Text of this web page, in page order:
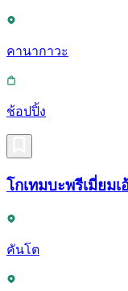
คานากาวะ
ช้อปปิ้ง
โกเทมบะพรีเมี่ยมเ
คันโต